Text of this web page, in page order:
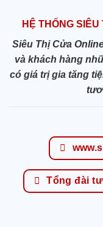
HỆ THỐNG
Siêu Thị Cửa
và khách hàng
có giá trị gia tăng
Tổng đài